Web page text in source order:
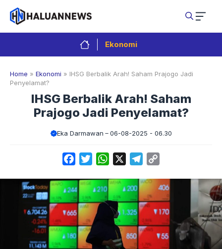
Langsung
isi
Ekonomi
Home » Ekonomi » IHSG Berbalik Arah! Saham Prajogo Jadi
Penyelamat?
IHSG Berbalik Arah! Saham
Prajogo Jadi Penyelamat?
Eka Darmawan 06-08-2025 - 06.30
FacebookTwitterWhatsApp Telegram